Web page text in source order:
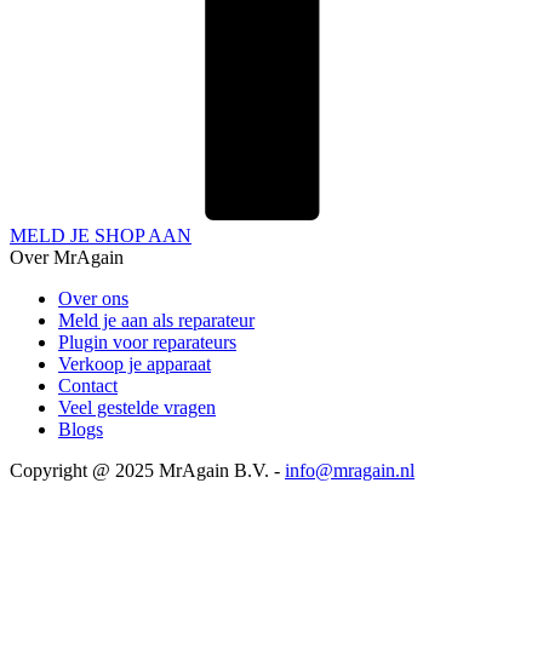
MELD JE SHOP AAN
Over MrAgain
Over ons
Meld je aan als reparateur
Plugin voor reparateurs
Verkoop je apparaat
Contact
Veel gestelde vragen
Blogs
Copyright @ 2025 MrAgain B.V. - info@mragain.nl